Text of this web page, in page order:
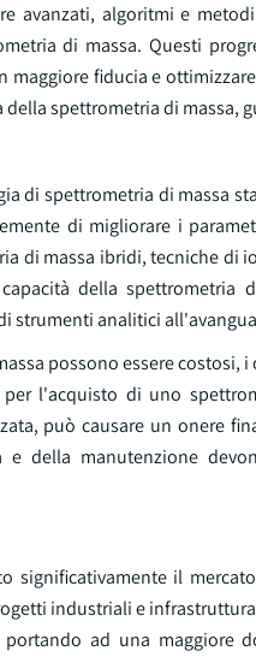
avanzati, algoritmi e
di massa. Questi
maggiore fiducia e
spettrometria di massa,
di spettrometria di massa
di migliorare i
di massa ibridi, tecniche di
della spettrometria
strumenti analitici
possono essere costosi,
l'acquisto di uno
può causare un onere
della manutenzione
significativamente il
industriali e
ad una maggiore